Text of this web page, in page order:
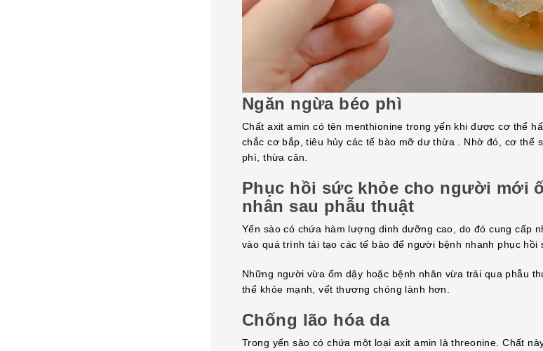
Ngăn ngừa béo phì
Chất axit amin có tên menthionine trong yến khi được cơ thể
chắc cơ bắp, tiêu hủy các tế bào mỡ dư thừa . Nhờ đó, cơ thể
phì, thừa cân.
Phục hồi sức khỏe cho người mới
nhân sau phẫu thuật
Yến sào có chứa hàm lượng dinh dưỡng cao, do đó cung cấp
vào quá trình tái tạo các tế bào để người bệnh nhanh phục hồi
Những người vừa ốm dậy hoặc bệnh nhân vừa trải qua phẫu
thể khỏe mạnh, vết thương chóng lành hơn.
Chống lão hóa da
Trong yến sào có chứa một loại axit amin là threonine. Chất